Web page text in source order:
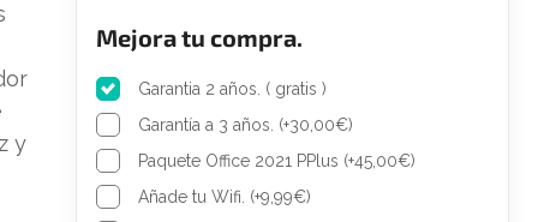
y
Mejora tu compra.
Garantia 2 años. ( gratis )
Garantía a 3 años. (+30,00€)
Paquete Office 2021 PPlus (+45,00€)
Añade tu Wifi. (+9,99€)